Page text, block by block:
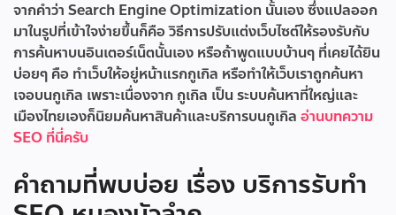
จากคำว่า Search Engine Optimization นั้นเอง ซึ่งแปลออก
มาในรูปที่เข้าใจง่ายขึ้นก็คือ วิธีการปรับแต่งเว็บไซต์ให้รองรับกับ
การค้นหาบนอินเตอร์เน็ตนั้นเอง หรือถ้าพูดแบบบ้านๆ ที่เคยได้ยิน
บ่อยๆ คือ ทำเว็บให้อยู่หน้าแรกกูเกิล หรือทำให้เว็บเราถูกค้นหา
เจอบนกูเกิล เพราะเนื่องจาก กูเกิล เป็น ระบบค้นหาที่ใหญ่และ
เมืองไทยเองก็นิยมค้นหาสินค้าและบริการบนกูเกิล อ่านบทความ
SEO ที่นี่ครับ
คำถามที่พบบ่อย เรื่อง บริการรับทำ